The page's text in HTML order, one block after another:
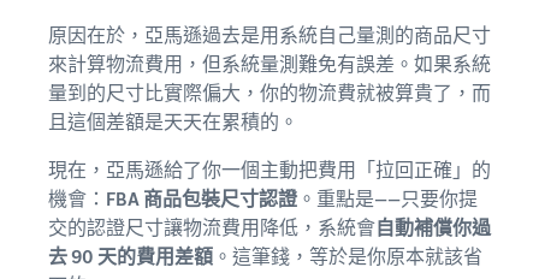
原因在於，亞馬遜過去是用系統自己量測的商品尺寸
來計算物流費用，但系統量測難免有誤差。如果系統
量到的尺寸比實際偏大，你的物流費就被算貴了，而
且這個差額是天天在累積的。
現在，亞馬遜給了你一個主動把費用「拉回正確」的
機會： FBA 商品包裝尺寸認證 。重點是——只要你提
交的認證尺寸讓物流費用降低，系統會自動補償你過
去 90 天的費用差額 。這筆錢，等於是你原本就該省